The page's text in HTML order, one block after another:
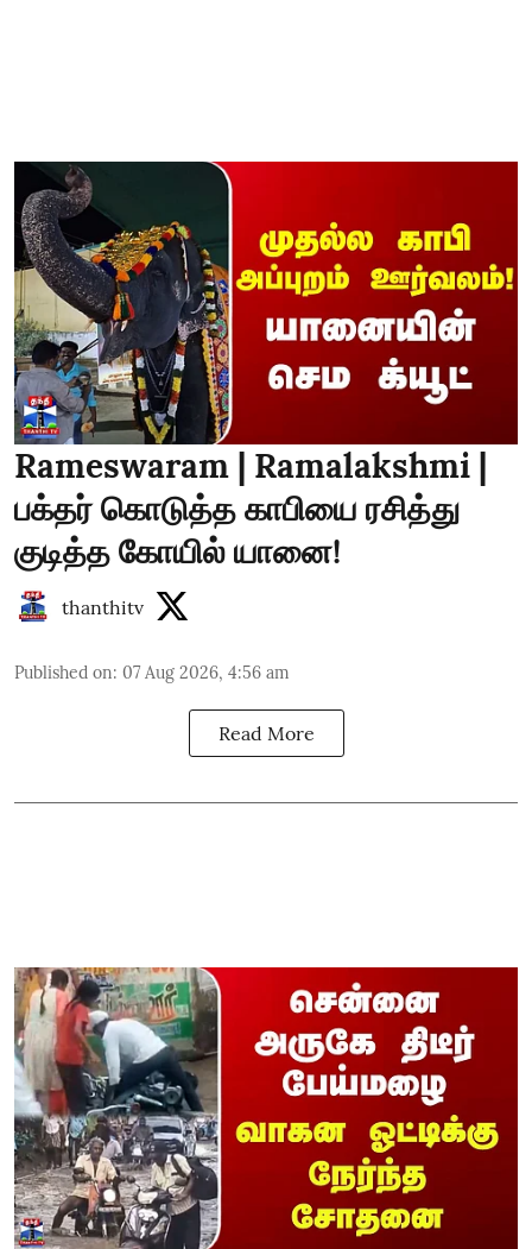
Rameswaram | Ramalakshmi |
பக்தர் கொடுத்த காபியை ரசித்து
குடித்த கோயில் யானை!
thanthitv
Published on: 07 Aug 2026, 4:56 am
Read More